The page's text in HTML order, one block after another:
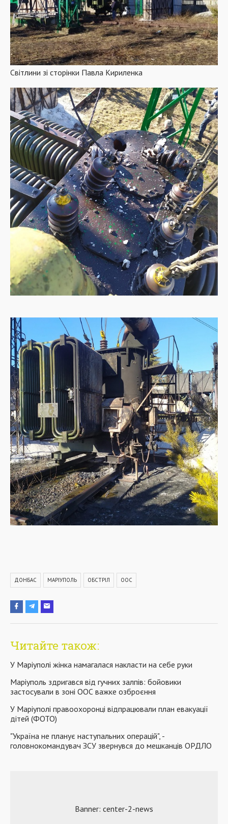
Світлини зі сторінки Павла Кириленка
ДОНБАС МАРІУПОЛЬ ОБСТРІЛ ООС
Читайте також:
У Маріуполі жінка намагалася накласти на себе руки
Маріуполь здригався від гучних залпів: бойовики
застосували в зоні ООС важке озброєння
У Маріуполі правоохоронці відпрацювали план евакуації
дітей (ФОТО)
"Україна не планує наступальних операцій", -
головнокомандувач ЗСУ звернувся до мешканців ОРДЛО